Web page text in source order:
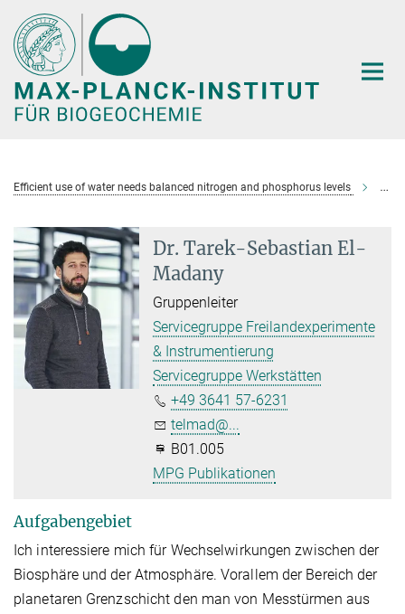
Hauptinhalt
Efficient use of water needs balanced nitrogen and phosphorus levels Dr.
Dr. Tarek-Sebastian El-
Madany
Gruppenleiter
Servicegruppe Freilandexperimente
& Instrumentierung
Servicegruppe Werkstätten
+49 3641 57-6231
telmad@...
B01.005
MPG Publikationen
Aufgabengebiet
Ich interessiere mich für Wechselwirkungen zwischen der
Biosphäre und der Atmosphäre. Vorallem der Bereich der
planetaren Grenzschicht den man von Messtürmen aus